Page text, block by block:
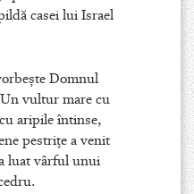
casei lui Israel
Domnul
vultur mare cu
aripile întinse,
pestriţe a venit
luat vârful unui